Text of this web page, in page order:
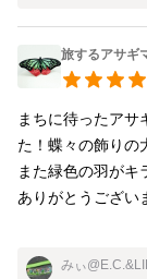
旅するアサギ
まちに待ったアサ
た！蝶々の飾りの
また緑色の羽がキ
ありがとうござい
みぃ